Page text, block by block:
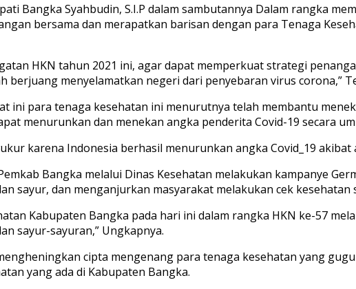
Bangka Syahbudin, S.I.P dalam sambutannya Dalam rangka
bersama dan merapatkan barisan dengan para Tenaga
HKN tahun 2021 ini, agar dapat memperkuat strategi
berjuang menyelamatkan negeri dari penyebaran virus corona,”
ini para tenaga kesehatan ini menurutnya telah membantu
menurunkan dan menekan angka penderita Covid-19 secara
karena Indonesia berhasil menurunkan angka Covid_19 akibat
Bangka melalui Dinas Kesehatan melakukan kampanye
sayur, dan menganjurkan masyarakat melakukan cek kesehatan
Kabupaten Bangka pada hari ini dalam rangka HKN ke-57
sayur-sayuran,” Ungkapnya.
cipta mengenang para tenaga kesehatan yang
yang ada di Kabupaten Bangka.